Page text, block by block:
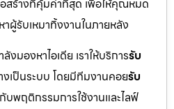
สร้างที่คุ้มค่าที่สุด เพื่อให้คุณหมด
ผู้รับเหมาทิ้งงานในภายหลัง
มองหาไอเดีย เราให้บริการรับ
งเป็นระบบ โดยมีทีมงานคอยรับ
บพฤติกรรมการใช้งานและไลฟ์